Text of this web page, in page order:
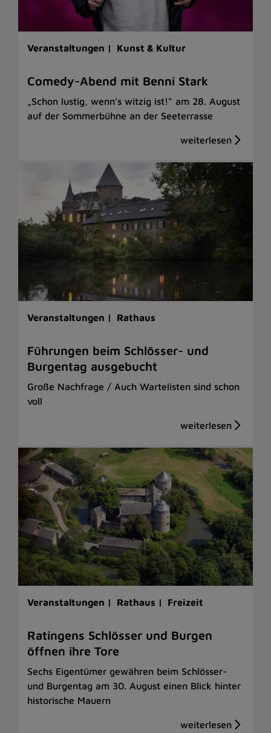
Veranstaltungen | Kunst & Kultur
Comedy-Abend mit Benni Stark
„Schon lustig, wenn’s witzig ist!“ am 28. August
auf der Sommerbühne an der Seeterrasse
Veranstaltungen | Rathaus
Führungen beim Schlösser- und
Burgentag ausgebucht
Große Nachfrage / Auch Wartelisten sind schon
voll
Veranstaltungen | Rathaus | Freizeit
Ratingens Schlösser und Burgen
öffnen ihre Tore
Sechs Eigentümer gewähren beim Schlösser-
und Burgentag am 30. August einen Blick hinter
historische Mauern